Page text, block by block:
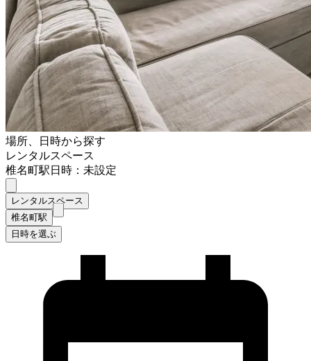
場所、日時から探す
レンタルスペース
椎名町駅日時：未設定
レンタルスペース
椎名町駅
日時を選ぶ